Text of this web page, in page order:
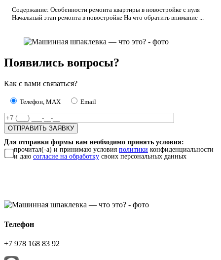
Содержание: Особенности ремонта квартиры в новостройке с нуля
Начальный этап ремонта в новостройке На что обратить внимание ...
Появились вопросы?
Как с вами связаться?
Телефон, MAX Email
Для отправки формы вам необходимо принять условия:
прочитал(-а) и принимаю условия политики конфиденциальности
и даю согласие на обработку своих персональных данных
Телефон
+7 978 168 83 92